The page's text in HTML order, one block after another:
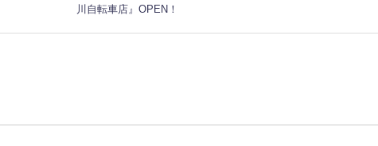
川自転車店』OPEN！